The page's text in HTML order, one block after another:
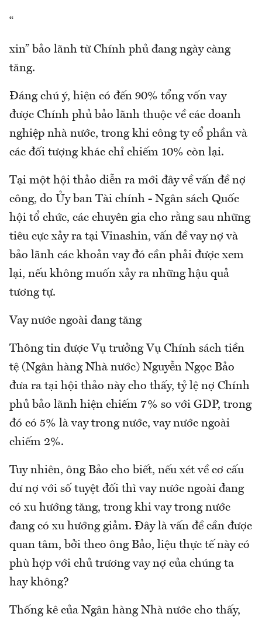
“
xin” bảo lãnh từ Chính phủ đang ngày càng
tăng.
Đáng chú ý, hiện có đến 90% tổng vốn vay
được Chính phủ bảo lãnh thuộc về các doanh
nghiệp nhà nước, trong khi công ty cổ phần và
các đối tượng khác chỉ chiếm 10% còn lại.
Tại một hội thảo diễn ra mới đây về vấn đề nợ
công, do Ủy ban Tài chính - Ngân sách Quốc
hội tổ chức, các chuyên gia cho rằng sau những
tiêu cực xảy ra tại Vinashin, vấn đề vay nợ và
bảo lãnh các khoản vay đó cần phải được xem
lại, nếu không muốn xảy ra những hậu quả
tương tự.
Vay nước ngoài đang tăng
Thông tin được Vụ trưởng Vụ Chính sách tiền
tệ (Ngân hàng Nhà nước) Nguyễn Ngọc Bảo
đưa ra tại hội thảo này cho thấy, tỷ lệ nợ Chính
phủ bảo lãnh hiện chiếm 7% so với GDP, trong
đó có 5% là vay trong nước, vay nước ngoài
chiếm 2%.
Tuy nhiên, ông Bảo cho biết, nếu xét về cơ cấu
dư nợ với số tuyệt đối thì vay nước ngoài đang
có xu hướng tăng, trong khi vay trong nước
đang có xu hướng giảm. Đây là vấn đề cần được
quan tâm, bởi theo ông Bảo, liệu thực tế này có
phù hợp với chủ trương vay nợ của chúng ta
hay không?
Thống kê của Ngân hàng Nhà nước cho thấy,